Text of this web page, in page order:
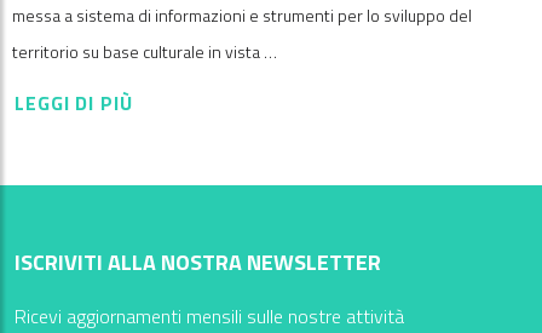
messa a sistema di informazioni e strumenti per lo sviluppo del
territorio su base culturale in vista …
LEGGI DI PIÙ
ISCRIVITI ALLA NOSTRA NEWSLETTER
Ricevi aggiornamenti mensili sulle nostre attività